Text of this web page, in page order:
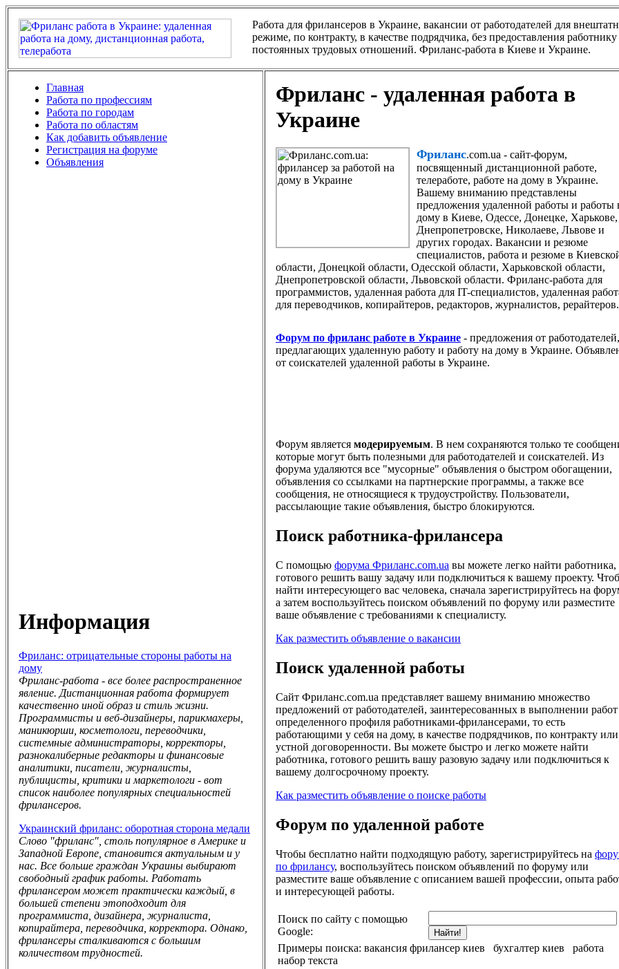
Работа для фрилансеров в Украине, вакансии от работодателей для
режиме, по контракту, в качестве подрядчика, без предоставления
постоянных трудовых отношений. Фриланс-работа в Киеве и Украине.
Главная
Работа по профессиям
Работа по городам
Работа по областям
Как добавить объявление
Регистрация на форуме
Объявления
Информация
Фриланс: отрицательные стороны работы на
дому
Фриланс-работа - все более распространенное
явление. Дистанционная работа формирует
качественно иной образ и стиль жизни.
Программисты и веб-дизайнеры, парикмахеры,
маникюрши, косметологи, переводчики,
системные администраторы, корректоры,
разнокалиберные редакторы и финансовые
аналитики, писатели, журналисты,
публицисты, критики и маркетологи - вот
список наиболее популярных специальностей
фрилансеров.
Украинский фриланс: оборотная сторона медали
Слово "фриланс", столь популярное в Америке и
Западной Европе, становится актуальным и у
нас. Все больше граждан Украины выбирают
свободный график работы. Работать
фрилансером может практически каждый, в
большей степени этоподходит для
программиста, дизайнера, журналиста,
копирайтера, переводчика, корректора. Однако,
фрилансеры сталкиваются с большим
количеством трудностей.
Фриланс - удаленная работа в
Украине
Фриланс.com.ua - сайт-форум,
посвященный дистанционной работе,
телеработе, работе на дому в Украине.
Вашему вниманию представлены
предложения удаленной работы и работы
дому в Киеве, Одессе, Донецке, Харькове,
Днепропетровске, Николаеве, Львове и
других городах. Вакансии и резюме
специалистов, работа и резюме в
области, Донецкой области, Одесской области, Харьковской области,
Днепропетровской области, Львовской области. Фриланс-работа для
программистов, удаленная работа для IT-специалистов, удаленная
для переводчиков, копирайтеров, редакторов, журналистов, рерайтеров.
Форум по фриланс работе в Украине - предложения от работодателей,
предлагающих удаленную работу и работу на дому в Украине.
от соискателей удаленной работы в Украине.
Форум является модерируемым. В нем сохраняются только те
которые могут быть полезными для работодателей и соискателей. Из
форума удаляются все "мусорные" объявления о быстром обогащении,
объявления со ссылками на партнерские программы, а также все
сообщения, не относящиеся к трудоустройству. Пользователи,
рассылающие такие объявления, быстро блокируются.
Поиск работника-фрилансера
С помощью форума Фриланс.com.ua вы можете легко найти работника,
готового решить вашу задачу или подключиться к вашему проекту.
найти интересующего вас человека, сначала зарегистрируйтесь на
а затем воспользуйтесь поиском объявлений по форуму или разместите
ваше объявление с требованиями к специалисту.
Как разместить объявление о вакансии
Поиск удаленной работы
Сайт Фриланс.com.ua представляет вашему вниманию множество
предложений от работодателей, заинтересованных в выполнении работ
определенного профиля работниками-фрилансерами, то есть
работающими у себя на дому, в качестве подрядчиков, по контракту или
устной договоренности. Вы можете быстро и легко можете найти
работника, готового решить вашу разовую задачу или подключиться к
вашему долгосрочному проекту.
Как разместить объявление о поиске работы
Форум по удаленной работе
Чтобы бесплатно найти подходящую работу, зарегистрируйтесь на
по фрилансу, воспользуйтесь поиском объявлений по форуму или
разместите ваше объявление с описанием вашей профессии, опыта
и интересующей работы.
Поиск по сайту с помощью
Google:
Примеры поиска: вакансия фрилансер киев бухгалтер киев
работа
набор текста